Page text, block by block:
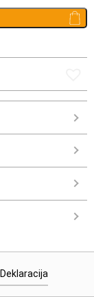
ruke
Deklaracija